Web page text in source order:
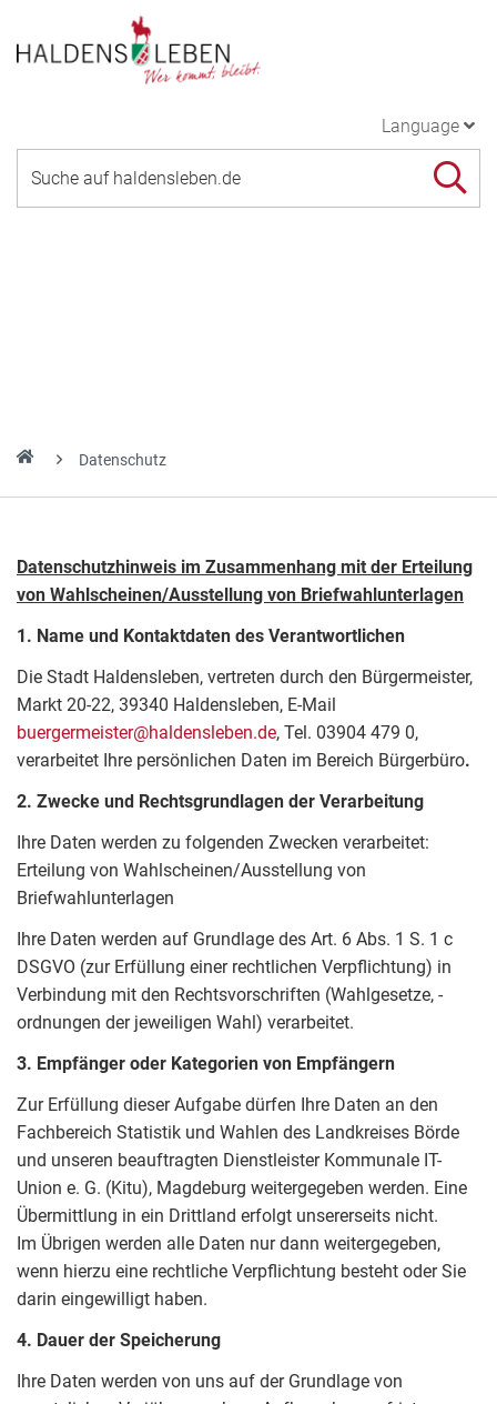
Language
Datenschutz
Datenschutzhinweis im Zusammenhang mit der Erteilung
von Wahlscheinen/Ausstellung von Briefwahlunterlagen
1. Name und Kontaktdaten des Verantwortlichen
Die Stadt Haldensleben, vertreten durch den Bürgermeister,
Markt 20-22, 39340 Haldensleben, E-Mail
buergermeister@haldensleben.de, Tel. 03904 479 0,
verarbeitet Ihre persönlichen Daten im Bereich Bürgerbüro.
2. Zwecke und Rechtsgrundlagen der Verarbeitung
Ihre Daten werden zu folgenden Zwecken verarbeitet:
Erteilung von Wahlscheinen/Ausstellung von
Briefwahlunterlagen
Ihre Daten werden auf Grundlage des Art. 6 Abs. 1 S. 1 c
DSGVO (zur Erfüllung einer rechtlichen Verpflichtung) in
Verbindung mit den Rechtsvorschriften (Wahlgesetze, -
ordnungen der jeweiligen Wahl) verarbeitet.
3. Empfänger oder Kategorien von Empfängern
Zur Erfüllung dieser Aufgabe dürfen Ihre Daten an den
Fachbereich Statistik und Wahlen des Landkreises Börde
und unseren beauftragten Dienstleister Kommunale IT-
Union e. G. (Kitu), Magdeburg weitergegeben werden. Eine
Übermittlung in ein Drittland erfolgt unsererseits nicht.
Im Übrigen werden alle Daten nur dann weitergegeben,
wenn hierzu eine rechtliche Verpflichtung besteht oder Sie
darin eingewilligt haben.
4. Dauer der Speicherung
Ihre Daten werden von uns auf der Grundlage von